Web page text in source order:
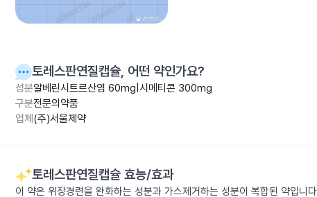
토레스판연질캡슐, 어떤 약인가요?
성분알베린시트르산염 60mg|시메티콘 300mg
구분전문의약품
업체 (주)서울제약
토레스판연질캡슐 효능/효과
이 약은 위장경련을 완화하는 성분과 가스제거하는 성분이 복합된 약입니